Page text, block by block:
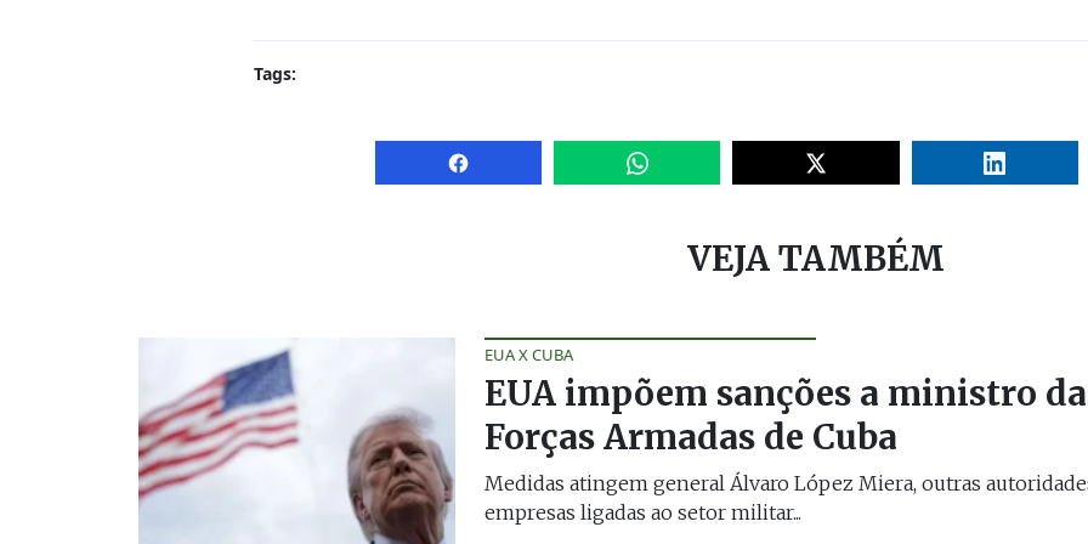
Tags:
VEJA TAMBÉM
EUA X CUBA
EUA impõem sanções a ministro
Forças Armadas de Cuba
Medidas atingem general Álvaro López Miera, outras
empresas ligadas ao setor militar...